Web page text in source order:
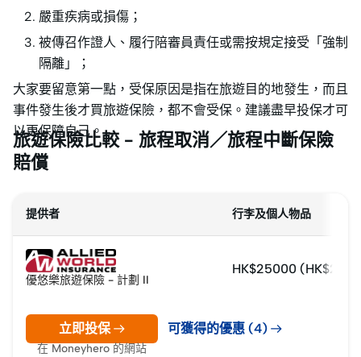
嚴重疾病或損傷；
被傳召作證人、履行陪審員責任或需按規定接受「強制
隔離」；
大家要留意第一點，受保原因是指在旅遊目的地發生，而且
事件發生後才買旅遊保險，都不會受保。建議盡早投保才可
以更保障自己。
旅遊保險比較 - 旅程取消／旅程中斷保險
賠償
提供者 行李及個人物品
優悠樂旅遊保險 - 計劃 II
HK$25000
可獲得的優惠 (4)
立即投保
在 Moneyhero 的網站